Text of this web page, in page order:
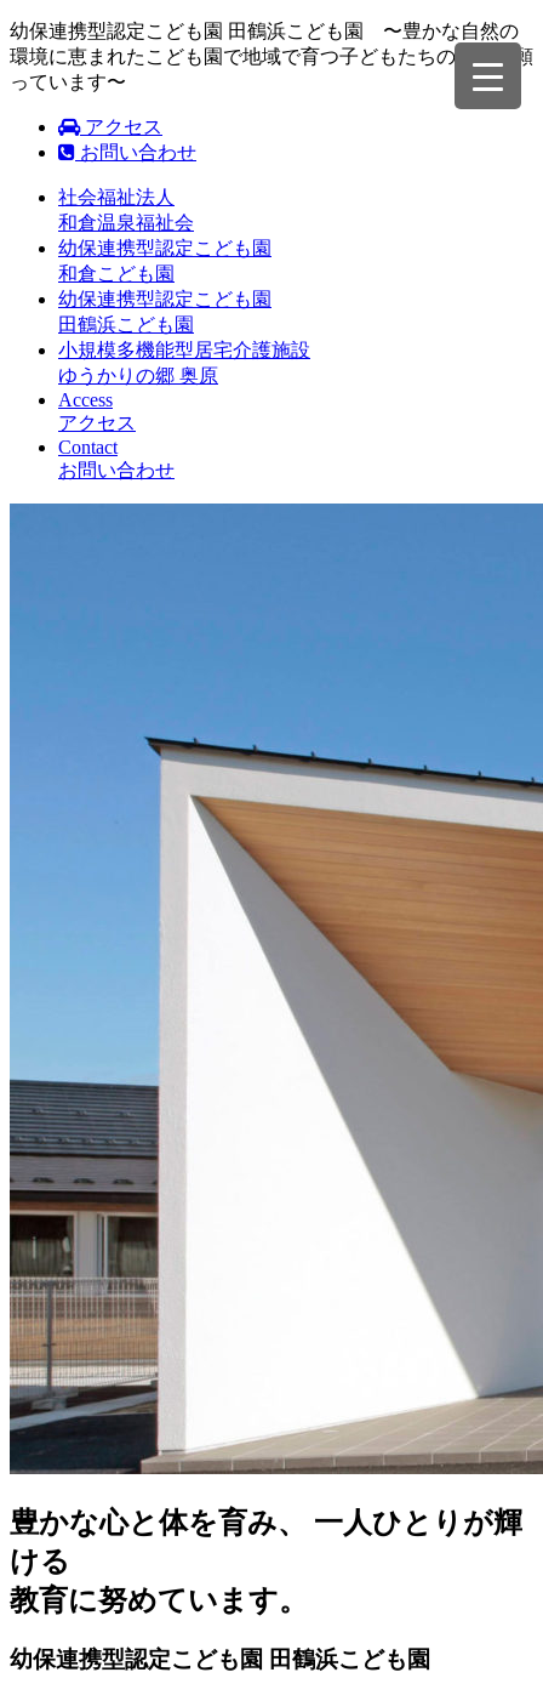
幼保連携型認定こども園 田鶴浜こども園 〜豊かな自然の
環境に恵まれたこども園で地域で育つ子どもたちの成長を願
っています〜
アクセス
お問い合わせ
社会福祉法人
和倉温泉福祉会
幼保連携型認定こども園
和倉こども園
幼保連携型認定こども園
田鶴浜こども園
小規模多機能型居宅介護施設
ゆうかりの郷 奥原
Access
アクセス
Contact
お問い合わせ
豊かな心と体を育み、 一人ひとりが輝
ける
教育に努めています。
幼保連携型認定こども園 田鶴浜こども園